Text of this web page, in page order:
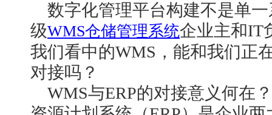
数字化管理平台构建不是单
级WMS仓储管理系统企业主和IT
我们看中的WMS，能和我们正
对接吗？
WMS与ERP的对接意义何在